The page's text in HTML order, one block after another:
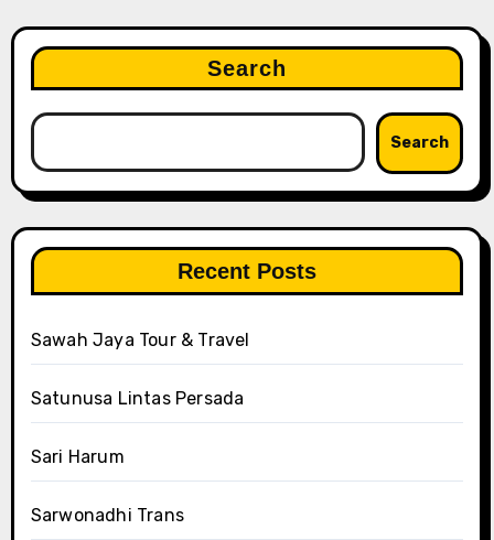
Search
Search
Recent Posts
Sawah Jaya Tour & Travel
Satunusa Lintas Persada
Sari Harum
Sarwonadhi Trans